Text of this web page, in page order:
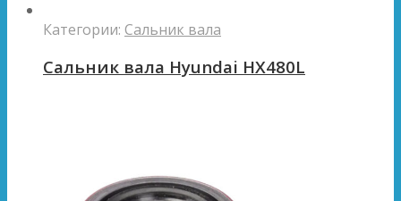
Категории: Сальник вала
Сальник вала Hyundai HX480L